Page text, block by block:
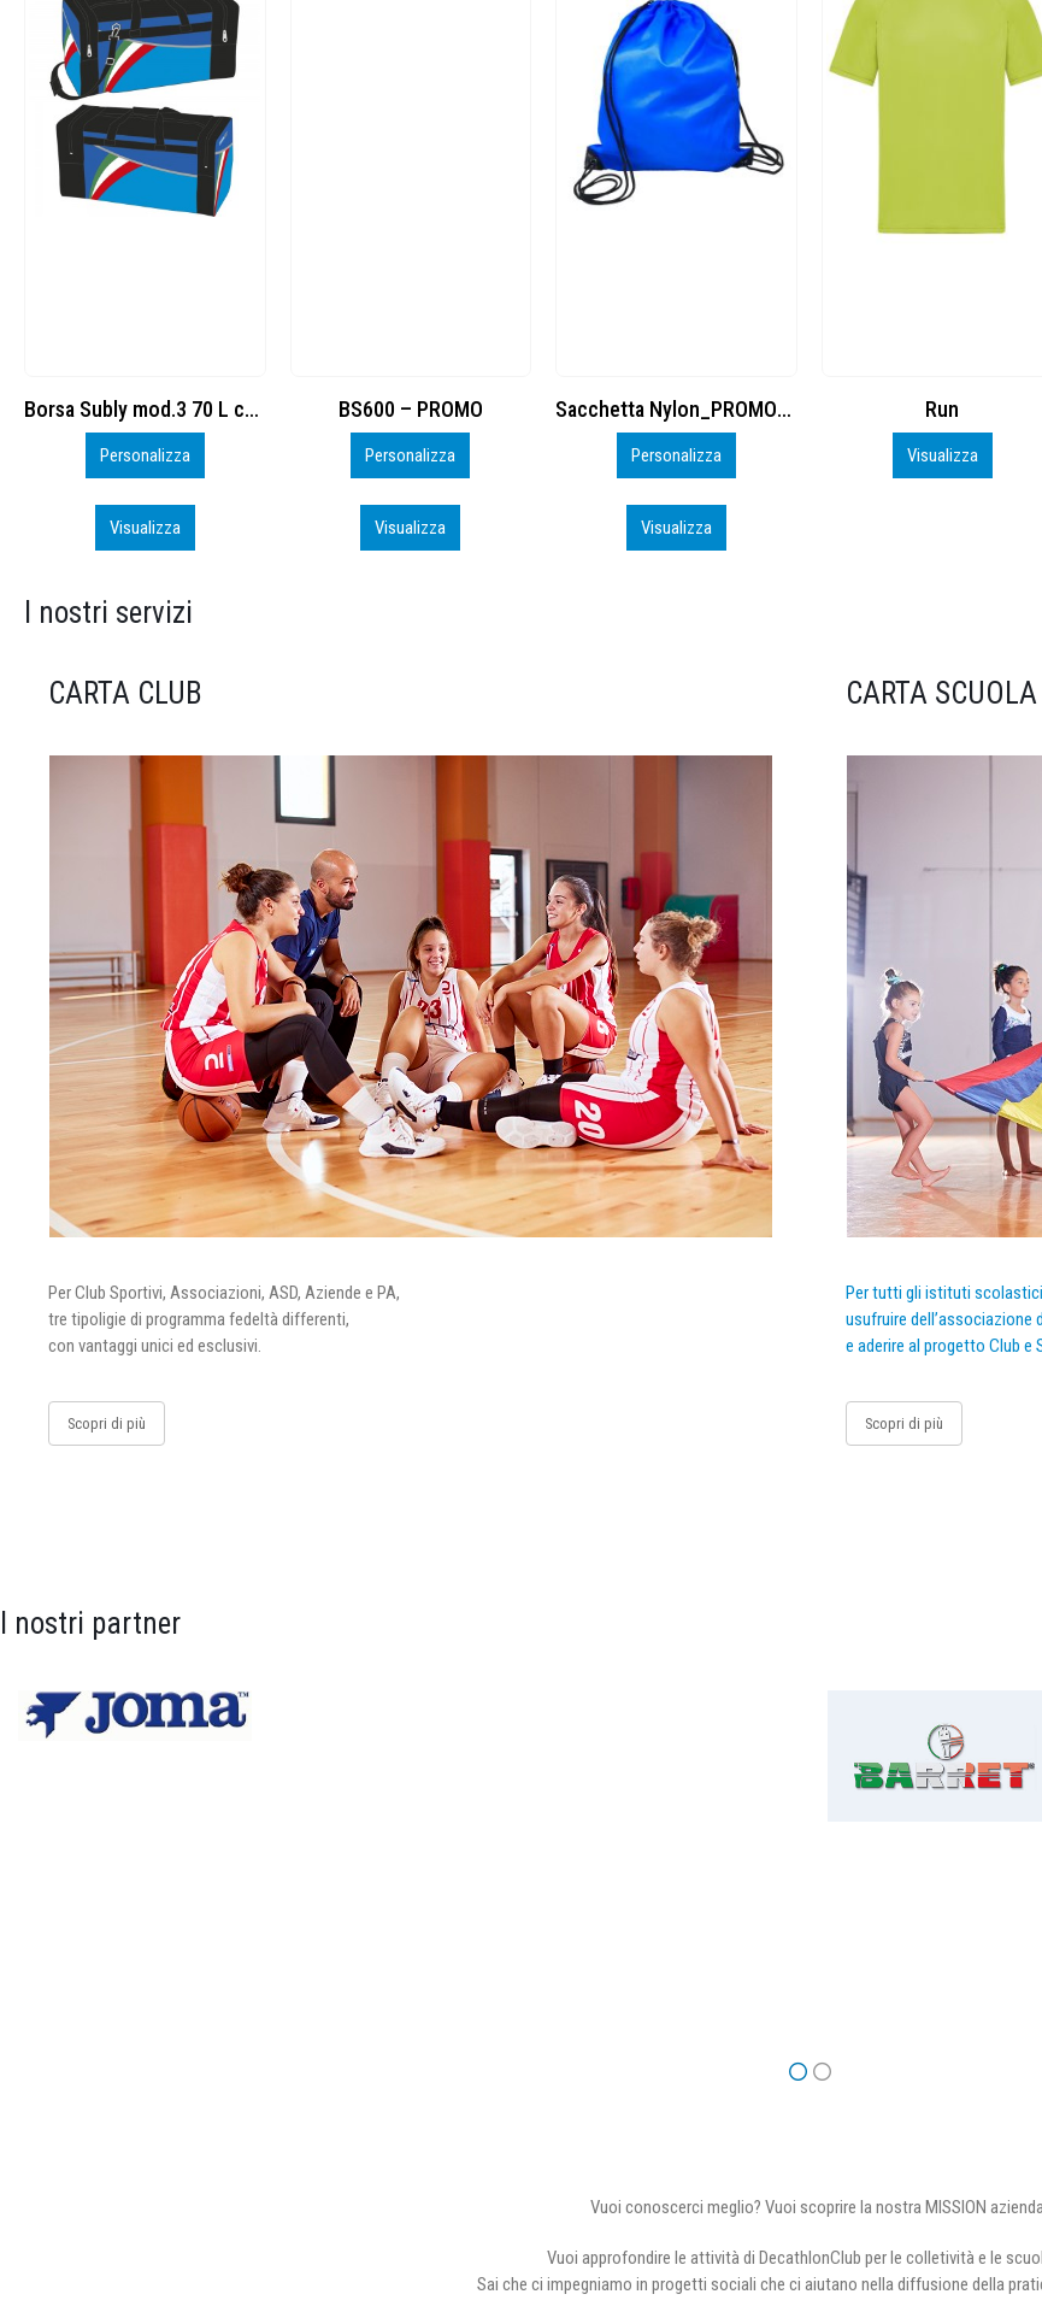
BS600 – PROMO
Personalizza
Visualizza
Personalizza
Visualizza
Run
Visualizza
Cuffia Poliestere
Inizia a Personalizzare
I nostri servizi
CARTA CLUB
Per Club Sportivi, Associazioni, ASD, Aziende e PA,
tre tipoligie di programma fedeltà differenti,
con vantaggi unici ed esclusivi.
Scopri di più
CARTA SCUOLA
Per tutti gli istituti
usufruire dell’associazione
e aderire al progetto Club e
Scopri di più
I nostri partner
Vuoi conoscerci meglio? Vuoi scoprire la nostra MISSION
Vuoi approfondire le attività di DecathlonClub per le colletività e le
Sai che ci impegniamo in progetti sociali che ci aiutano nella diffusione della